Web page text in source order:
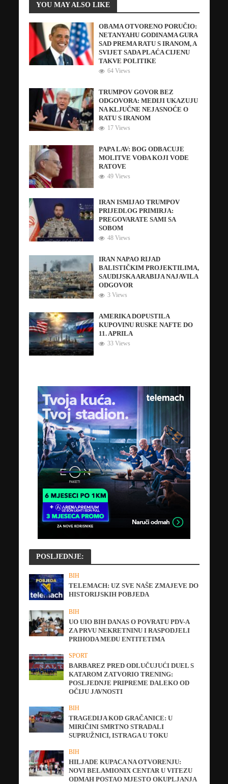
YOU MAY ALSO LIKE
OBAMA OTVORENO PORUČIO:
NETANYAHU GODINAMA GURA
SAD PREMA RATU S IRANOM, A
SVIJET SADA PLAĆA CIJENU
TAKVE POLITIKE
64 Views
TRUMPOV GOVOR BEZ
ODGOVORA: MEDIJI UKAZUJU
NA KLJUČNE NEJASNOĆE O
RATU S IRANOM
17 Views
PAPA LAV: BOG ODBACUJE
MOLITVE VOĐA KOJI VODE
RATOVE
49 Views
IRAN ISMIJAO TRUMPOV
PRIJEDLOG PRIMIRJA:
PREGOVARATE SAMI SA
SOBOM
48 Views
IRAN NAPAO RIJAD
BALISTIČKIM PROJEKTILIMA,
SAUDIJSKA ARABIJA NAJAVILA
ODGOVOR
3 Views
AMERIKA DOPUSTILA
KUPOVINU RUSKE NAFTE DO
11. APRILA
33 Views
POSLJEDNJE:
BIH
TELEMACH: UZ SVE NAŠE ZMAJEVE DO
HISTORIJSKIH POBJEDA
BIH
UO UIO BIH DANAS O POVRATU PDV-A
ZA PRVU NEKRETNINU I RASPODJELI
PRIHODA MEĐU ENTITETIMA
SPORT
BARBAREZ PRED ODLUČUJUĆI DUEL S
KATAROM ZATVORIO TRENING:
POSLJEDNJE PRIPREME DALEKO OD
OČIJU JAVNOSTI
BIH
TRAGEDIJA KOD GRAČANICE: U
MIRIČINI SMRTNO STRADALI
SUPRUŽNICI, ISTRAGA U TOKU
BIH
HILJADE KUPACA NA OTVORENJU:
NOVI BELAMIONIX CENTAR U VITEZU
ODMAH POSTAO MJESTO OKUPLJANJA